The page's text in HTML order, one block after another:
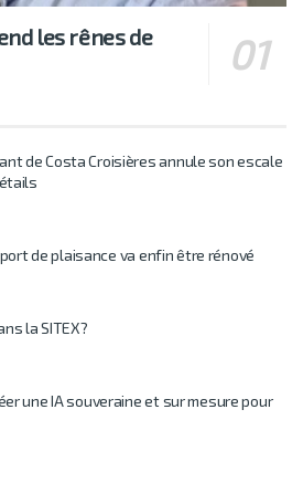
les rênes de
de Costa Croisières annule son escale
port de plaisance va enfin être rénové
la SITEX?
une IA souveraine et sur mesure pour